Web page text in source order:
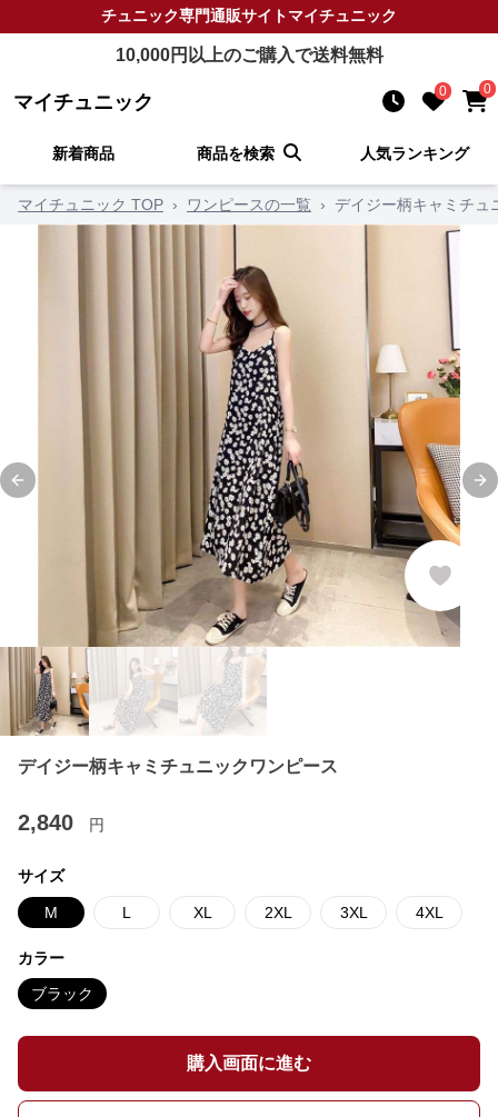
チュニック専門通販サイトマイチュニック
10,000円以上のご購入で送料無料
マイチュニック 0 0
新着商品 商品を検索 人気ランキング
マイチュニック TOP › ワンピースの一覧 › デイジー柄キャミチュ
Previous slide
デイジー柄キャミチュニックワンピース
2,840 円
サイズ
M L XL 2XL 3XL 4XL
カラー
ブラック
購入画面に進む